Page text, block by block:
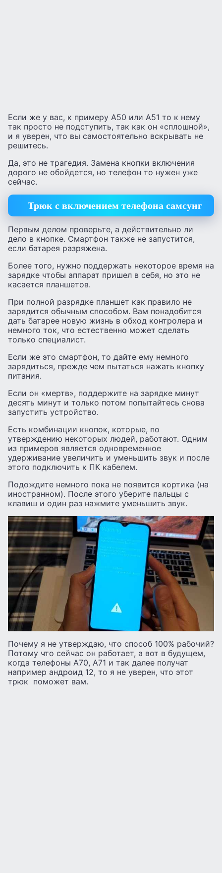
Если же у вас, к примеру А50 или А51 то к нему
так просто не подступить, так как он «сплошной»,
и я уверен, что вы самостоятельно вскрывать не
решитесь.
Да, это не трагедия. Замена кнопки включения
дорого не обойдется, но телефон то нужен уже
сейчас.
Трюк с включением телефона самсунг
Первым делом проверьте, а действительно ли
дело в кнопке. Смартфон также не запустится,
если батарея разряжена.
Более того, нужно поддержать некоторое время на
зарядке чтобы аппарат пришел в себя, но это не
касается планшетов.
При полной разрядке планшет как правило не
зарядится обычным способом. Вам понадобится
дать батарее новую жизнь в обход контролера и
немного ток, что естественно может сделать
только специалист.
Если же это смартфон, то дайте ему немного
зарядиться, прежде чем пытаться нажать кнопку
питания.
Если он «мертв», поддержите на зарядке минут
десять минут и только потом попытайтесь снова
запустить устройство.
Есть комбинации кнопок, которые, по
утверждению некоторых людей, работают. Одним
из примеров является одновременное
удерживание увеличить и уменьшить звук и после
этого подключить к ПК кабелем.
Подождите немного пока не появится кортика (на
иностранном). После этого уберите пальцы с
клавиш и один раз нажмите уменьшить звук.
Почему я не утверждаю, что способ 100% рабочий?
Потому что сейчас он работает, а вот в будущем,
когда телефоны А70, А71 и так далее получат
например андроид 12, то я не уверен, что этот
трюк поможет вам.